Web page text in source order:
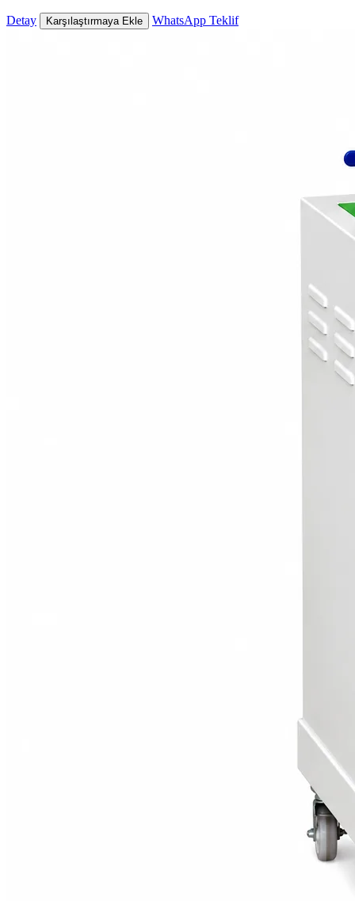
Detay Karşılaştırmaya Ekle WhatsApp Teklif